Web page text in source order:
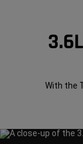
With the